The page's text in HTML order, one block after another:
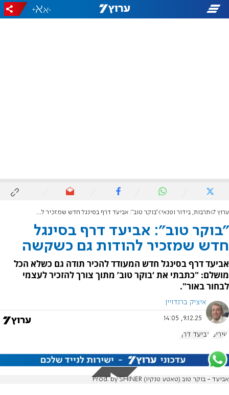
-
+
ערוץ 7 תרבות, בידור ופנאי "בוקר טוב": אביעד דרף בסינגל חדש שמזכיר להודות גם כשקשה
"בוקר טוב": אביעד דרף בסינגל
חדש שמזכיר להודות גם כשקשה
אביעד דרף בסינגל חדש המעודד להכיר תודה גם כשלא הכל
מושלם: "כתבתי את ‘בוקר טוב’ מתוך צורך להזכיר לעצמי
לבחור באור".
איציק ברנדויין
9.12.25, 14:05
שירים אביעד דרף
אביעד - בוקר טוב (טאטע טנקיו) Prod. by SHINER